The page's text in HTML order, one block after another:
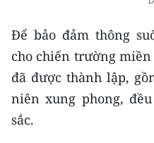
Media Kinh tế
Media Văn hóa
Media Xã hội
Để bảo đảm thông
cho chiến trường
đã được thành lập,
niên xung phong,
sắc.